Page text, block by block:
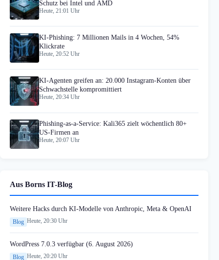
Schutz bei Intel und AMD
Heute, 21:01 Uhr
KI-Phishing: 7 Millionen Mails in 4 Wochen, 54%
Klickrate
Heute, 20:52 Uhr
KI-Agenten greifen an: 20.000 Instagram-Konten über
Schwachstelle kompromittiert
Heute, 20:34 Uhr
Phishing-as-a-Service: Kali365 zielt wöchentlich 80+
US-Firmen an
Heute, 20:07 Uhr
Aus Borns IT-Blog
Weitere Hacks durch KI-Modelle von Anthropic, Meta & OpenAI
Blog Heute, 20:30 Uhr
WordPress 7.0.3 verfügbar (6. August 2026)
Blog Heute, 20:20 Uhr